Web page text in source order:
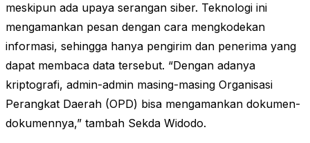
meskipun ada upaya serangan siber. Teknologi ini
mengamankan pesan dengan cara mengkodekan
informasi, sehingga hanya pengirim dan penerima yang
dapat membaca data tersebut. “Dengan adanya
kriptografi, admin-admin masing-masing Organisasi
Perangkat Daerah (OPD) bisa mengamankan dokumen-
dokumennya,” tambah Sekda Widodo​​.